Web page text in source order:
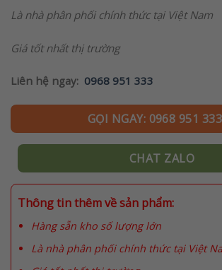
Là nhà phân phối chính thức tại Việt Nam
Giá tốt nhất thị trường
Liên hệ ngay: 0968 951 333
GỌI NGAY: 0968 951 333
CHAT ZALO
Thông tin thêm về sản phẩm:
Hàng sẵn kho số lượng lớn
Là nhà phân phối chính thức tại Việt